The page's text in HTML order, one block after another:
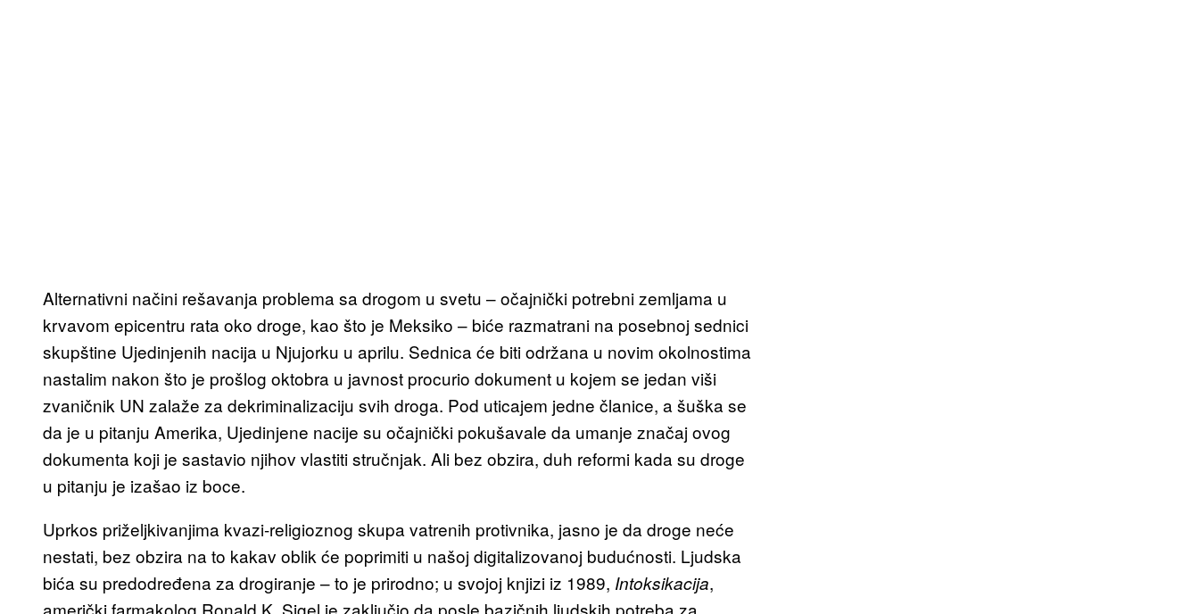
Alternativni načini rešavanja problema sa drogom u svetu – očajnički potrebni zemljama u
krvavom epicentru rata oko droge, kao što je Meksiko – biće razmatrani na posebnoj sednici
skupštine Ujedinjenih nacija u Njujorku u aprilu. Sednica će biti održana u novim okolnostima
nastalim nakon što je prošlog oktobra u javnost procurio dokument u kojem se jedan viši
zvaničnik UN zalaže za dekriminalizaciju svih droga. Pod uticajem jedne članice, a šuška se
da je u pitanju Amerika, Ujedinjene nacije su očajnički pokušavale da umanje značaj ovog
dokumenta koji je sastavio njihov vlastiti stručnjak. Ali bez obzira, duh reformi kada su droge
u pitanju je izašao iz boce.
Uprkos priželjkivanjima kvazi-religioznog skupa vatrenih protivnika, jasno je da droge neće
nestati, bez obzira na to kakav oblik će poprimiti u našoj digitalizovanoj budućnosti. Ljudska
bića su predodređena za drogiranje – to je prirodno; u svojoj knjizi iz 1989, Intoksikacija,